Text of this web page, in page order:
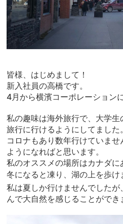
皆様、はじめまして！
新入社員の高橋です。
4月から横濱コーポレーション
私の趣味は海外旅行で、大学
旅行に行けるようにしてました。
コロナもあり数年行けていま
ようになればと思います。
私のオススメの場所はカナダに
冬になると凍り、湖の上を歩
私は夏しか行けませんでした
んで大自然を感じることができ